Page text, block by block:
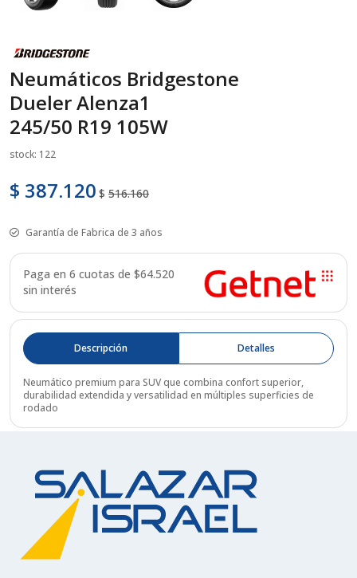
Neumáticos Bridgestone
Dueler Alenza1
245/50 R19 105W
stock: 122
$ 387.120 $ 516.160
Garantía de Fabrica de 3 años
Paga en 6 cuotas de $64.520
sin interés
Descripción Detalles
Neumático premium para SUV que combina confort superior,
durabilidad extendida y versatilidad en múltiples superficies de
rodado